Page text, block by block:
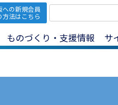
への新規会員
方法はこちら
ものづくり・支援情報 サ
修会「私らしいキ